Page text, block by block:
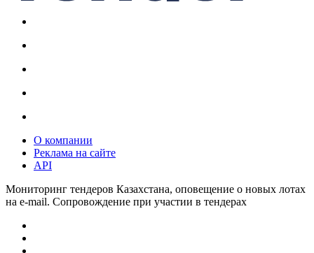
О компании
Реклама на сайте
API
Мониторинг тендеров Казахстана, оповещение о новых лотах
на e-mail. Сопровождение при участии в тендерах